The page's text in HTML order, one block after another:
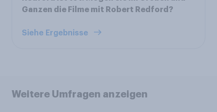
Ganzen die Filme mit Robert Redford?
Siehe Ergebnisse
Weitere Umfragen anzeigen